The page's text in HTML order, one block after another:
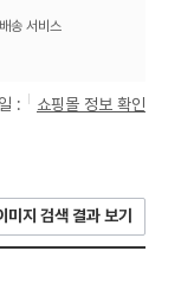
송 서비스
: 쇼핑몰 정보 확인
미지 검색 결과 보기